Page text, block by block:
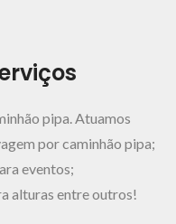
pipa. Atuamos
por caminhão pipa;
eventos;
alturas entre outros!